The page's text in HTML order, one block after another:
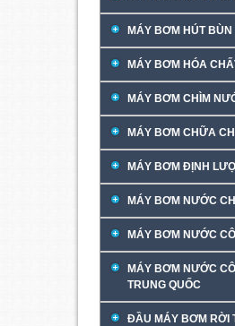
MÁY BƠM HÚT BÙN
MÁY BƠM HÓA
MÁY BƠM CHÌM
MÁY BƠM CHỮA
MÁY BƠM ĐỊNH
MÁY BƠM NƯỚC
MÁY BƠM NƯỚC
MÁY BƠM NƯỚC
TRUNG QUỐC
ĐẦU MÁY BƠM RỜI